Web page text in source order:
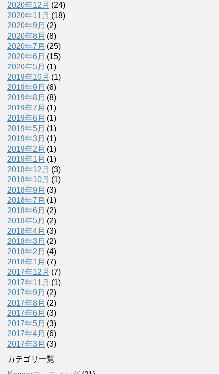
2020年12月 (24)
2020年11月 (18)
2020年9月 (2)
2020年8月 (8)
2020年7月 (25)
2020年6月 (15)
2020年5月 (1)
2019年10月 (1)
2019年9月 (6)
2019年8月 (8)
2019年7月 (1)
2019年6月 (1)
2019年5月 (1)
2019年3月 (1)
2019年2月 (1)
2019年1月 (1)
2018年12月 (3)
2018年10月 (1)
2018年9月 (3)
2018年7月 (1)
2018年6月 (2)
2018年5月 (2)
2018年4月 (3)
2018年3月 (2)
2018年2月 (4)
2018年1月 (7)
2017年12月 (7)
2017年11月 (1)
2017年9月 (2)
2017年8月 (2)
2017年6月 (3)
2017年5月 (3)
2017年4月 (6)
2017年3月 (3)
カテゴリ一覧